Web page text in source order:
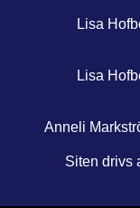
Lisa
Lisa
Anneli
Siten drivs